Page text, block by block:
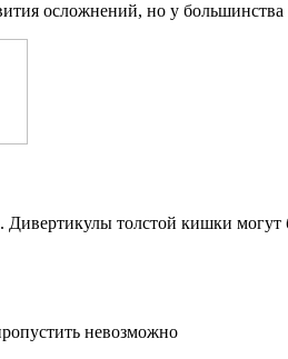
осложнений, но у
толстой кишки могут
невозможно